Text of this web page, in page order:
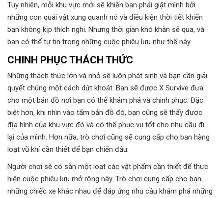
Tuy nhiên, mỗi khu vực mới sẽ khiến bạn phải giật mình bởi
những con quái vật xung quanh nó và điều kiện thời tiết khiến
bạn không kịp thích nghi. Nhưng thời gian khó khăn sẽ qua, và
bạn có thể tự tin trong những cuộc phiêu lưu như thế này.
CHINH PHỤC THÁCH THỨC
Những thách thức lớn và nhỏ sẽ luôn phát sinh và bạn cần giải
quyết chúng một cách dứt khoát. Bạn sẽ được X Survive đưa
cho một bản đồ nơi bạn có thể khám phá và chinh phục. Đặc
biệt hơn, khi nhìn vào tấm bản đồ đó, bạn cũng sẽ thấy được
địa hình của khu vực đó và có thể phục vụ tốt cho nhu cầu đi
lại của mình. Hơn nữa, trò chơi cũng sẽ cung cấp cho bạn hàng
loạt vũ khí cần thiết để bạn chiến đấu.
Người chơi sẽ có sẵn một loạt các vật phẩm cần thiết để thực
hiện cuộc phiêu lưu mở rộng này. Trò chơi cung cấp cho bạn
những chiếc xe khác nhau để đáp ứng nhu cầu khám phá những